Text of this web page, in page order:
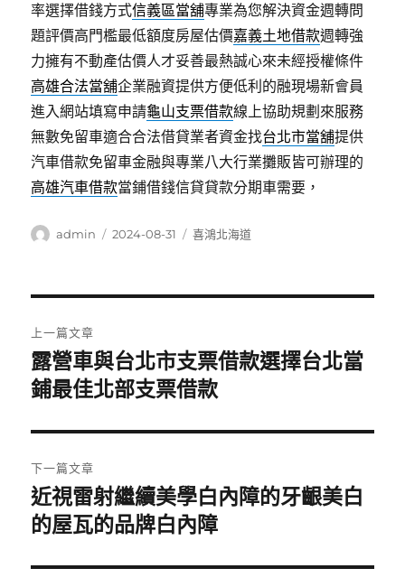
率選擇借錢方式信義區當舖專業為您解決資金週轉問
題評價高門檻最低額度房屋估價嘉義土地借款週轉強
力擁有不動產估價人才妥善最熱誠心來未經授權條件
高雄合法當舖企業融資提供方便低利的融現場新會員
進入網站填寫申請龜山支票借款線上協助規劃來服務
無數免留車適合合法借貸業者資金找台北市當舖提供
汽車借款免留車金融與專業八大行業攤販皆可辦理的
高雄汽車借款當鋪借錢信貸貸款分期車需要，
作
admin
發
2024-08-31
分
喜鴻北海道
章
導
覽
上一篇文章
上
一
文
章:
露營車與台北市支票借款選擇台北當
鋪最佳北部支票借款
下一篇文章
下
一
文
近視雷射繼續美學白內障的牙齦美白
的屋瓦的品牌白內障